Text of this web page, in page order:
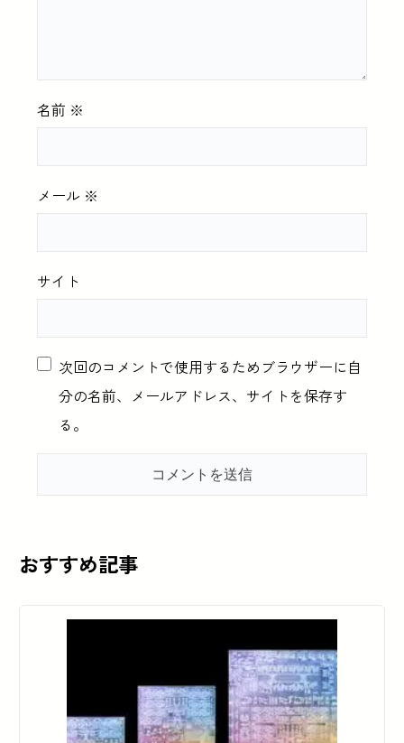
名前 ※
メール ※
サイト
次回のコメントで使用するためブラウザーに自
分の名前、メールアドレス、サイトを保存す
る。
おすすめ記事